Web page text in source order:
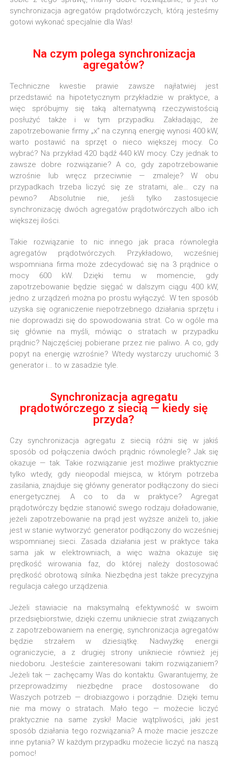
synchronizacja agregatów prądotwórczych, którą jesteśmy
gotowi wykonać specjalnie dla Was!
Na czym polega synchronizacja
agregatów?
Techniczne kwestie prawie zawsze najłatwiej jest
przedstawić na hipotetycznym przykładzie w praktyce, a
więc spróbujmy się taką alternatywną rzeczywistością
posłużyć także i w tym przypadku. Zakładając, że
zapotrzebowanie firmy „x” na czynną energię wynosi 400 kW,
warto postawić na sprzęt o nieco większej mocy. Co
wybrać? Na przykład 420 bądź 440 kW mocy. Czy jednak to
zawsze dobre rozwiązanie? A co, gdy zapotrzebowanie
wzrośnie lub wręcz przeciwnie — zmaleje? W obu
przypadkach trzeba liczyć się ze stratami, ale… czy na
pewno? Absolutnie nie, jeśli tylko zastosujecie
synchronizację dwóch agregatów prądotwórczych albo ich
większej ilości.
Takie rozwiązanie to nic innego jak praca równoległa
agregatów prądotwórczych. Przykładowo, wcześniej
wspomniana firma może zdecydować się na 3 prądnice o
mocy 600 kW. Dzięki temu w momencie, gdy
zapotrzebowanie będzie sięgać w dalszym ciągu 400 kW,
jedno z urządzeń można po prostu wyłączyć. W ten sposób
uzyska się ograniczenie niepotrzebnego działania sprzętu i
nie doprowadzi się do spowodowania strat. Co w ogóle ma
się głównie na myśli, mówiąc o stratach w przypadku
prądnic? Najczęściej pobierane przez nie paliwo. A co, gdy
popyt na energię wzrośnie? Wtedy wystarczy uruchomić 3
generator i… to w zasadzie tyle.
Synchronizacja agregatu
prądotwórczego z siecią — kiedy się
przyda?
Czy synchronizacja agregatu z siecią różni się w jakiś
sposób od połączenia dwóch prądnic równolegle? Jak się
okazuje — tak. Takie rozwiązanie jest możliwe praktycznie
tylko wtedy, gdy nieopodal miejsca, w którym potrzeba
zasilania, znajduje się główny generator podłączony do sieci
energetycznej. A co to da w praktyce? Agregat
prądotwórczy będzie stanowić swego rodzaju doładowanie,
jeżeli zapotrzebowanie na prąd jest wyższe aniżeli to, jakie
jest w stanie wytworzyć generator podłączony do wcześniej
wspomnianej sieci. Zasada działania jest w praktyce taka
sama jak w elektrowniach, a więc ważna okazuje się
prędkość wirowania faz, do której należy dostosować
prędkość obrotową silnika. Niezbędna jest także precyzyjna
regulacja całego urządzenia.
Jeżeli stawiacie na maksymalną efektywność w swoim
przedsiębiorstwie, dzięki czemu unikniecie strat związanych
z zapotrzebowaniem na energię, synchronizacja agregatów
będzie strzałem w dziesiątkę. Nadwyżkę energii
ograniczycie, a z drugiej strony unikniecie również jej
niedoboru. Jesteście zainteresowani takim rozwiązaniem?
Jeżeli tak — zachęcamy Was do kontaktu. Gwarantujemy, że
przeprowadzimy niezbędne prace dostosowane do
Waszych potrzeb — drobiazgowo i porządnie. Dzięki temu
nie ma mowy o stratach. Mało tego — możecie liczyć
praktycznie na same zyski! Macie wątpliwości, jaki jest
sposób działania tego rozwiązania? A może macie jeszcze
inne pytania? W każdym przypadku możecie liczyć na naszą
pomoc!